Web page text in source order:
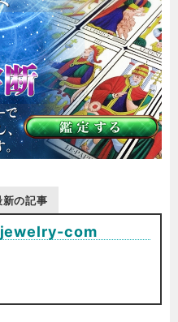
新の記事
com